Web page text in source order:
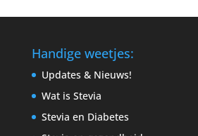
Handige weetjes:
Updates & Nieuws!
Wat is Stevia
Stevia en Diabetes